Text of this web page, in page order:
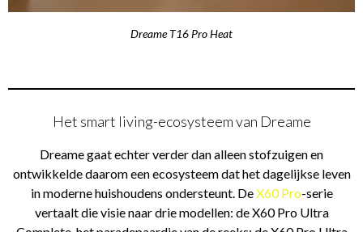
Dreame T16 Pro Heat
Het smart living-ecosysteem van Dreame
Dreame gaat echter verder dan alleen stofzuigen en
ontwikkelde daarom een ecosysteem dat het dagelijkse leven
in moderne huishoudens ondersteunt. DeX60 Pro-serie
vertaalt die visie naar drie modellen: de X60 Pro Ultra